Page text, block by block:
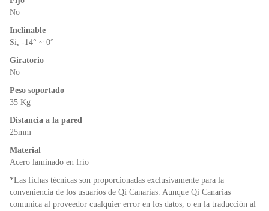
No
Inclinable
Si, -14° ~ 0°
Giratorio
No
Peso soportado
35 Kg
Distancia a la pared
25mm
Material
Acero laminado en frío
*Las fichas técnicas son proporcionadas exclusivamente para la
conveniencia de los usuarios de Qi Canarias. Aunque Qi Canarias
comunica al proveedor cualquier error en los datos, o en la traducción al